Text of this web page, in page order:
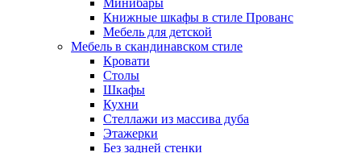
Минибары
Книжные шкафы в стиле Прованс
Мебель для детской
Мебель в скандинавском стиле
Кровати
Столы
Шкафы
Кухни
Стеллажи из массива дуба
Этажерки
Без задней стенки